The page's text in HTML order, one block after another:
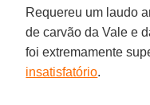
Requereu um laudo
de carvão da Vale e
foi extremamente
insatisfatório.